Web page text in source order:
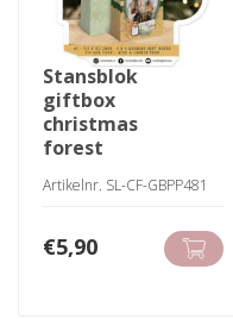
stansblok
giftbox
christmas
forest
Artikelnr. SL-CF-GBPP481
€5,90